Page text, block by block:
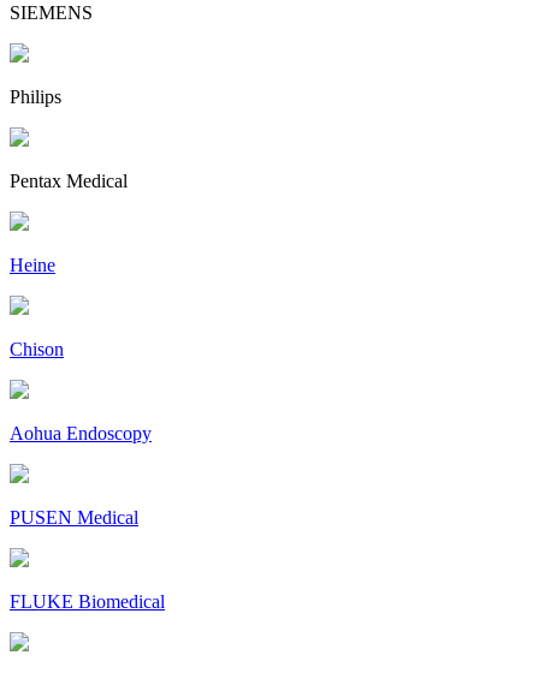
SIEMENS
Philips
Pentax Medical
Heine
Chison
Aohua Endoscopy
PUSEN Medical
FLUKE Biomedical